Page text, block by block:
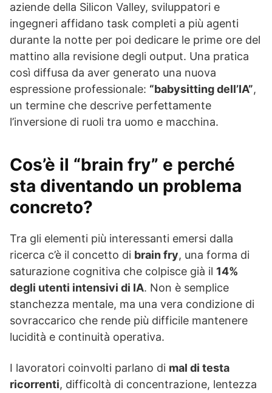
aziende della Silicon Valley, sviluppatori e
ingegneri affidano task completi a più agenti
durante la notte per poi dedicare le prime ore del
mattino alla revisione degli output. Una pratica
così diffusa da aver generato una nuova
espressione professionale: “babysitting dell’IA”,
un termine che descrive perfettamente
l’inversione di ruoli tra uomo e macchina.
Cos’è il “brain fry” e perché
sta diventando un problema
concreto?
Tra gli elementi più interessanti emersi dalla
ricerca c’è il concetto di brain fry, una forma di
saturazione cognitiva che colpisce già il 14%
degli utenti intensivi di IA. Non è semplice
stanchezza mentale, ma una vera condizione di
sovraccarico che rende più difficile mantenere
lucidità e continuità operativa.
I lavoratori coinvolti parlano di mal di testa
ricorrenti, difficoltà di concentrazione, lentezza